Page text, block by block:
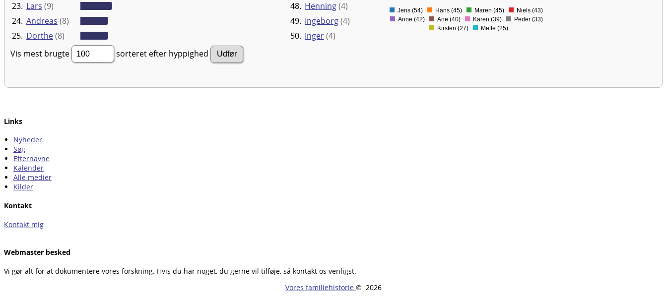
23. Lars (9)
24. Andreas (8)
25. Dorthe(8)
48. Henning(4)
49. Ingeborg(4)
50. Inger(4)
Vis mest brugte
sorteret efter hyppighed
Jens (54) Hans (45) Maren (45)
Niels (43)
Anne (42)
Ane (40) Karen (39)
Peder (33)
Kirsten (27)
Mette (25)
Links
Nyheder
Søg
Efternavne
Kalender
Alle medier
Kilder
Kontakt
Kontakt mig
Webmaster besked
Vi gør alt for at dokumentere vores forskning. Hvis du har noget, du gerne vil tilføje, så kontakt os venligst.
Vores familiehistorie © 2026